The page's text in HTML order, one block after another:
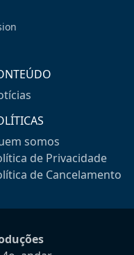
somos
de Privacidade
de Cancelamento